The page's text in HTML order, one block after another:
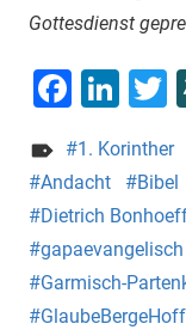
Gottesdienst
1. Korinther
Andacht
Bibel
Dietrich
gapaevangelisch
Garmisch-